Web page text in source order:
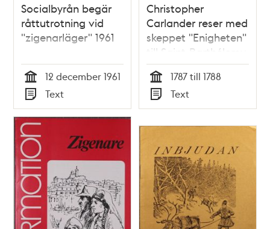
Socialbyrån begär
råttutrotning vid
"zigenarläger" 1961
Tid
12 december 1961
Typ
Text
Christopher
Carlander reser med
skeppet "Enigheten"
till Saint-Barthélemy
1787-1788
Tid
1787 till 1788
Typ
Text